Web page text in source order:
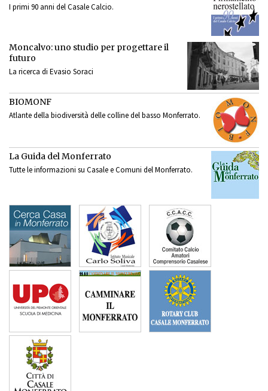
I primi 90 anni del Casale Calcio.
Moncalvo: uno studio per progettare il
futuro
La ricerca di Evasio Soraci
BIOMONF
Atlante della biodiversità delle colline del basso Monferrato.
La Guida del Monferrato
Tutte le informazioni su Casale e Comuni del Monferrato.